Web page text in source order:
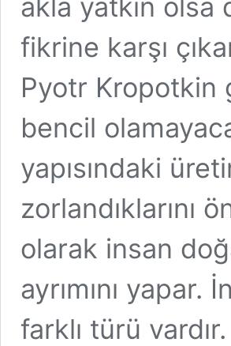
akla yatkın olsa
fikrine karşı
Pyotr Kropotkin
bencil
yapısındaki
zorlandıklarını
olarak insan
ayrımını
farklı türü